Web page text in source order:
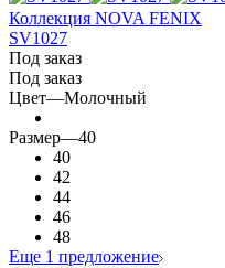
Коллекция NOVA FENIX
SV1027
Под заказ
Под заказ
Цвет—Молочный
Размер—40
40
42
44
46
48
Еще 1 предложение